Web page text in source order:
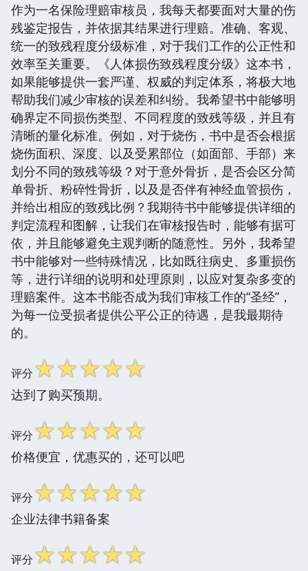
作为一名保险理赔审核员，我每天都要面对大量的伤
残鉴定报告，并依据其结果进行理赔。准确、客观、
统一的致残程度分级标准，对于我们工作的公正性和
效率至关重要。《人体损伤致残程度分级》这本书，
如果能够提供一套严谨、权威的判定体系，将极大地
帮助我们减少审核的误差和纠纷。我希望书中能够明
确界定不同损伤类型、不同程度的致残等级，并且有
清晰的量化标准。例如，对于烧伤，书中是否会根据
烧伤面积、深度、以及受累部位（如面部、手部）来
划分不同的致残等级？对于意外骨折，是否会区分简
单骨折、粉碎性骨折，以及是否伴有神经血管损伤，
并给出相应的致残比例？我期待书中能够提供详细的
判定流程和图解，让我们在审核报告时，能够有据可
依，并且能够避免主观判断的随意性。另外，我希望
书中能够对一些特殊情况，比如既往病史、多重损伤
等，进行详细的说明和处理原则，以应对复杂多变的
理赔案件。这本书能否成为我们审核工作的“圣经”，
为每一位受损者提供公平公正的待遇，是我最期待
的。
评分☆☆☆☆☆
达到了购买预期。
评分☆☆☆☆☆
价格便宜，优惠买的，还可以吧
评分☆☆☆☆☆
企业法律书籍备案
评分☆☆☆☆☆